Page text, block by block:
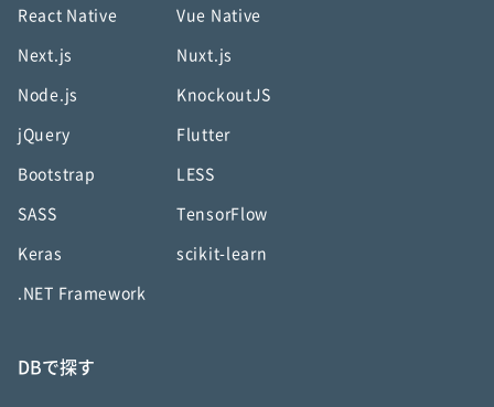
React Native Vue Native
Next.js Nuxt.js
Node.js KnockoutJS
jQuery Flutter
Bootstrap LESS
SASS TensorFlow
Keras scikit-learn
.NET Framework
DBで探す